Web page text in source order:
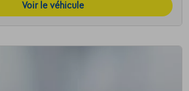
Voir le véhicule